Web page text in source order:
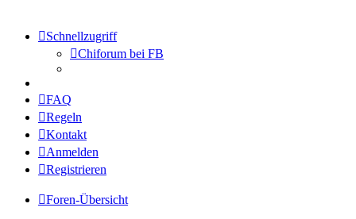
Schnellzugriff
Chiforum bei FB
FAQ
Regeln
Kontakt
Anmelden
Registrieren
Foren-Übersicht